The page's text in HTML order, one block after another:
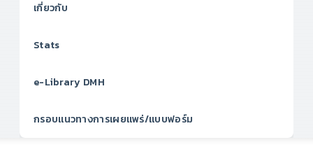
เกี่ยวกับ
Stats
e-Library DMH
กรอบแนวทางการเผยแพร่/แบบฟอร์ม